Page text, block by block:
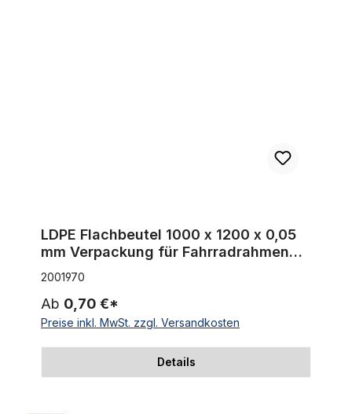
LDPE Flachbeutel 1000 x 1200 x 0,05
mm Verpackung für Fahrradrahmen
oder Ähnliches
2001970
Ab 0,70 €*
Preise inkl. MwSt. zzgl. Versandkosten
Details